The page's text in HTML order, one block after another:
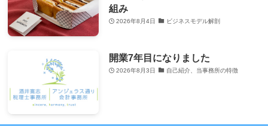
組み
2026年8月4日 ビジネスモデル解剖
開業7年目になりました
2026年8月3日 自己紹介、当事務所の特徴